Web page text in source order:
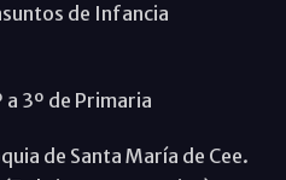
de Infancia
a 3º de Primaria
de Santa María de Cee.